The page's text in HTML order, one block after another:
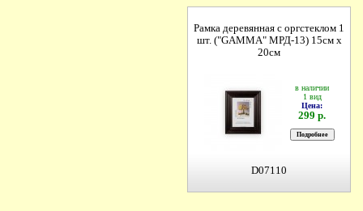
Рамка деревянная с оргстеклом 1
шт. ("GAMMA" МРД-13) 15см х
20см
в наличии
1 вид
Цена:
299 р.
D07110